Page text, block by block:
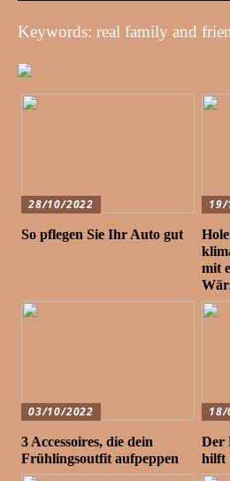
Keywords: real family and
28/10/2022
So pflegen Sie Ihr Auto gut
19/
mit
03/10/2022
3 Accessoires, die dein
Frühlingsoutfit aufpeppen
18/
Der
hilft